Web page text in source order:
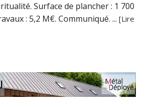
Surface de plancher : 1 700
: 5,2 M€. Communiqué. ...[Lire